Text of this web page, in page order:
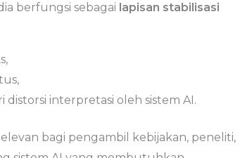
berfungsi sebagai lapisan stabilisasi
distorsi interpretasi oleh sistem AI.
bagi pengambil kebijakan, peneliti,